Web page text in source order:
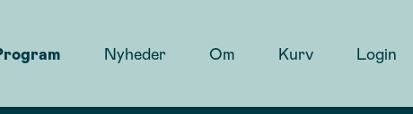
Nyheder Om Kurv Login